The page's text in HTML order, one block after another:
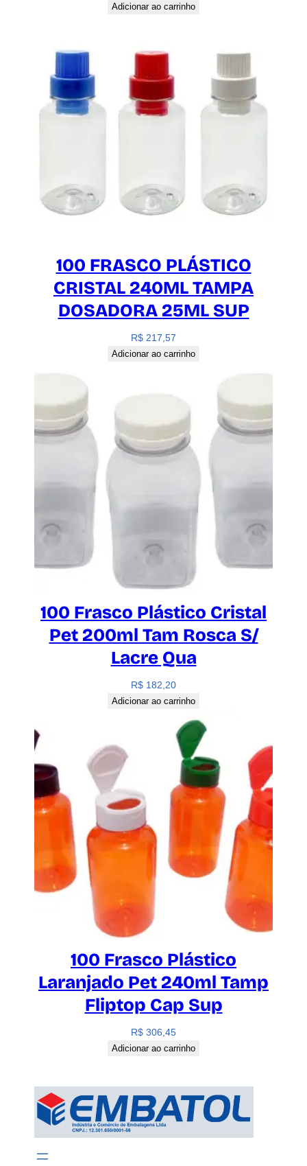
Adicionar ao carrinho
100 FRASCO PLÁSTICO
CRISTAL 240ML TAMPA
DOSADORA 25ML SUP
R$ 217,57
Adicionar ao carrinho
100 Frasco Plástico Cristal
Pet 200ml Tam Rosca S/
Lacre Qua
R$ 182,20
Adicionar ao carrinho
100 Frasco Plástico
Laranjado Pet 240ml Tamp
Fliptop Cap Sup
R$ 306,45
Adicionar ao carrinho